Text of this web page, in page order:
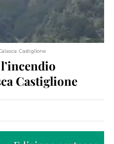
Castiglione
Castiglione